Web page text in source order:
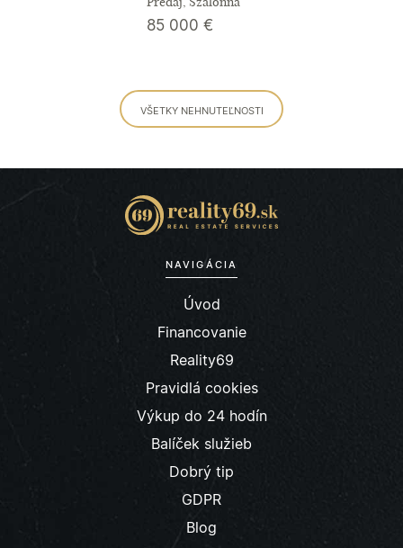
VŠETKY NEHNUTEĽNOSTI
NAVIGÁCIA
Úvod
Financovanie
Reality69
Pravidlá cookies
Výkup do 24 hodín
Balíček služieb
Dobrý tip
GDPR
Blog